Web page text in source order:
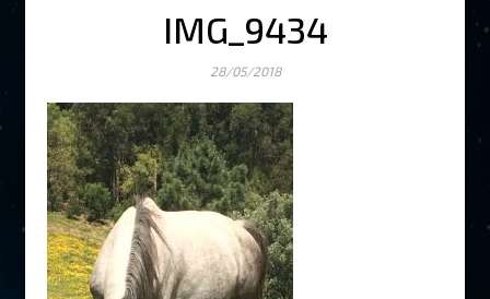
IMG_9434
28/05/2018